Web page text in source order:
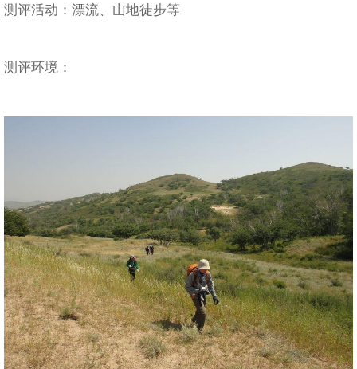
测评活动：漂流、山地徒步等
测评环境：